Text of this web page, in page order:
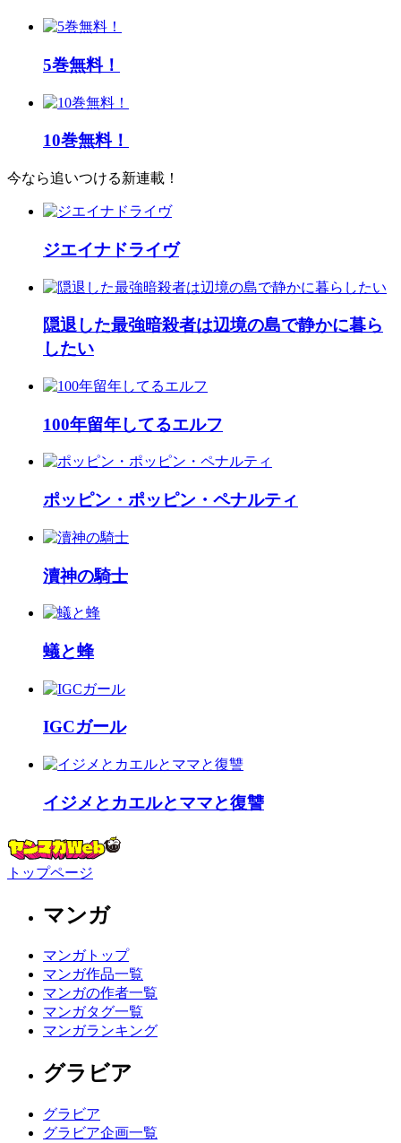
5巻無料！
10巻無料！
今なら追いつける新連載！
ジエイナドライヴ
隠退した最強暗殺者は辺境の島で静かに暮ら
したい
100年留年してるエルフ
ポッピン・ポッピン・ペナルティ
瀆神の騎士
蟻と蜂
IGCガール
イジメとカエルとママと復讐
トップページ
マンガ
マンガトップ
マンガ作品一覧
マンガの作者一覧
マンガタグ一覧
マンガランキング
グラビア
グラビア
グラビア企画一覧